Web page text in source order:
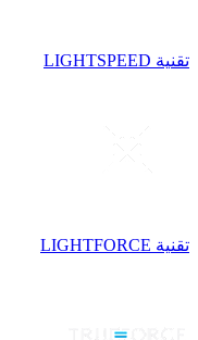
تقنية LIGHTSPEED
تقنية LIGHTFORCE